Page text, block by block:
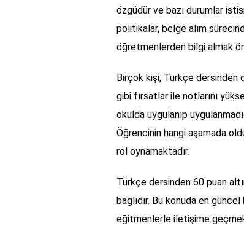
özgüdür ve bazı durumlar
politikalar, belge alım
öğretmenlerden bilgi almak
Birçok kişi, Türkçe dersinden
gibi fırsatlar ile notlarını
okulda uygulanıp
Öğrencinin hangi aşamada
rol oynamaktadır.
Türkçe dersinden 60 puan
bağlıdır. Bu konuda en
eğitmenlerle iletişime